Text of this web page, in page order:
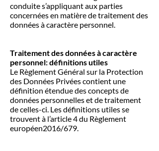
conduite s’appliquant aux parties
concernées en matière de traitement des
données à caractère personnel.
Traitement des données à caractère
personnel: définitions utiles
Le Règlement Général sur la Protection
des Données Privées contient une
définition étendue des concepts de
données personnelles et de traitement
de celles-ci. Les définitions utiles se
trouvent à l’article 4 du Règlement
européen2016/679.